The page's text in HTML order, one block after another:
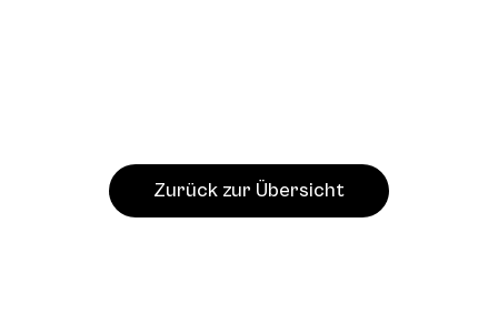
Zurück zur Übersicht